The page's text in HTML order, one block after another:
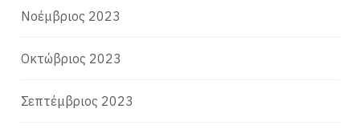
Νοέμβριος 2023
Οκτώβριος 2023
Σεπτέμβριος 2023